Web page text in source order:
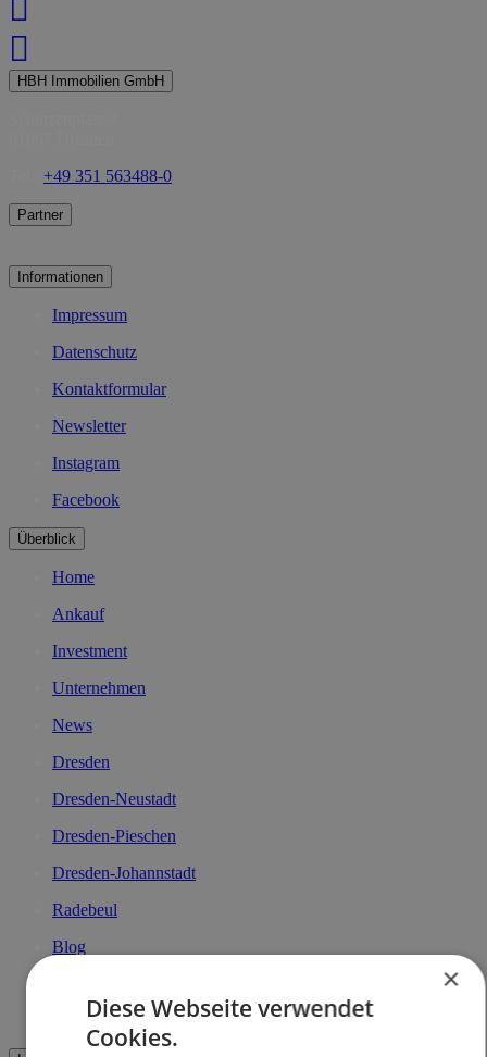
HBH Immobilien GmbH
+49 351 563488-0
Partner
Informationen
Impressum
Datenschutz
Kontaktformular
Newsletter
Instagram
Facebook
Überblick
Home
Ankauf
Investment
Unternehmen
News
Dresden
Dresden-Neustadt
Dresden-Pieschen
Dresden-Johannstadt
Radebeul
Blog
Kontakt
×
Diese Webseite verwendet
Cookies.